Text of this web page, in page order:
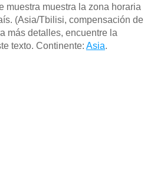
muestra muestra la zona horaria
(Asia/Tbilisi, compensación de
más detalles, encuentre la
texto. Continente: Asia.